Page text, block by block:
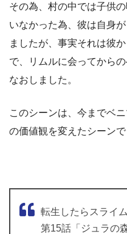
その為、村の中では子供
いなかった為、彼は自身
ましたが、事実それは彼
で、リムルに会ってから
なおしました。
このシーンは、今までベ
の価値観を変えたシーンで
転生したらスライ
第15話「ジュラの